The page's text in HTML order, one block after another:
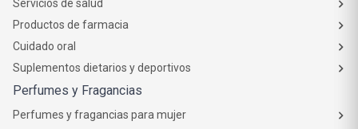
Servicios de salud
Productos de farmacia
Cuidado oral
Suplementos dietarios y deportivos
Perfumes y Fragancias
Perfumes y fragancias para mujer